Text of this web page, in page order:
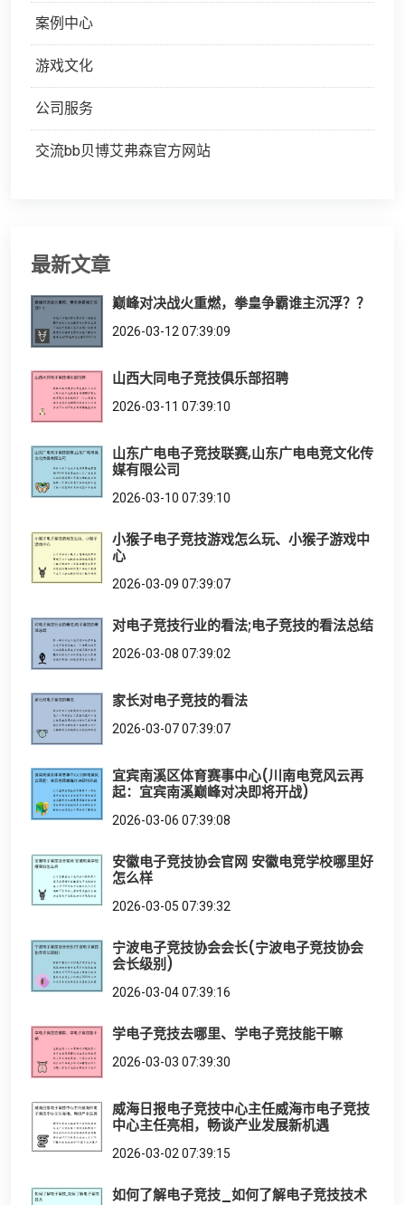
案例中心
游戏文化
公司服务
交流bb贝博艾弗森官方网站
最新文章
巅峰对决战火重燃，拳皇争霸谁主沉浮？？
2026-03-12 07:39:09
山西大同电子竞技俱乐部招聘
2026-03-11 07:39:10
山东广电电子竞技联赛,山东广电电竞文化传
媒有限公司
2026-03-10 07:39:10
小猴子电子竞技游戏怎么玩、小猴子游戏中
心
2026-03-09 07:39:07
对电子竞技行业的看法;电子竞技的看法总结
2026-03-08 07:39:02
家长对电子竞技的看法
2026-03-07 07:39:07
宜宾南溪区体育赛事中心(川南电竞风云再
起：宜宾南溪巅峰对决即将开战)
2026-03-06 07:39:08
安徽电子竞技协会官网 安徽电竞学校哪里好
怎么样
2026-03-05 07:39:32
宁波电子竞技协会会长(宁波电子竞技协会
会长级别)
2026-03-04 07:39:16
学电子竞技去哪里、学电子竞技能干嘛
2026-03-03 07:39:30
威海日报电子竞技中心主任威海市电子竞技
中心主任亮相，畅谈产业发展新机遇
2026-03-02 07:39:15
如何了解电子竞技_如何了解电子竞技技术